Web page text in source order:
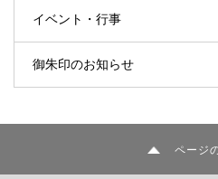
イベント・行事
御朱印のお知らせ
ページ